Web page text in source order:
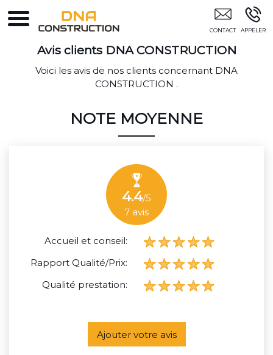
Maçonnerie Gros Oeuvres Constuction Villa
Rénovation Rénover Maison NIMES
Avis clients DNA CONSTRUCTION
Voici les avis de nos clients concernant DNA
CONSTRUCTION .
NOTE MOYENNE
4.4/5
7 avis
Accueil et conseil:
Rapport Qualité/Prix:
Qualité prestation:
Ajouter votre avis